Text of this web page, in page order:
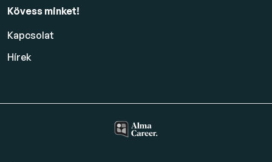
Kövess minket!
Kapcsolat
Hírek